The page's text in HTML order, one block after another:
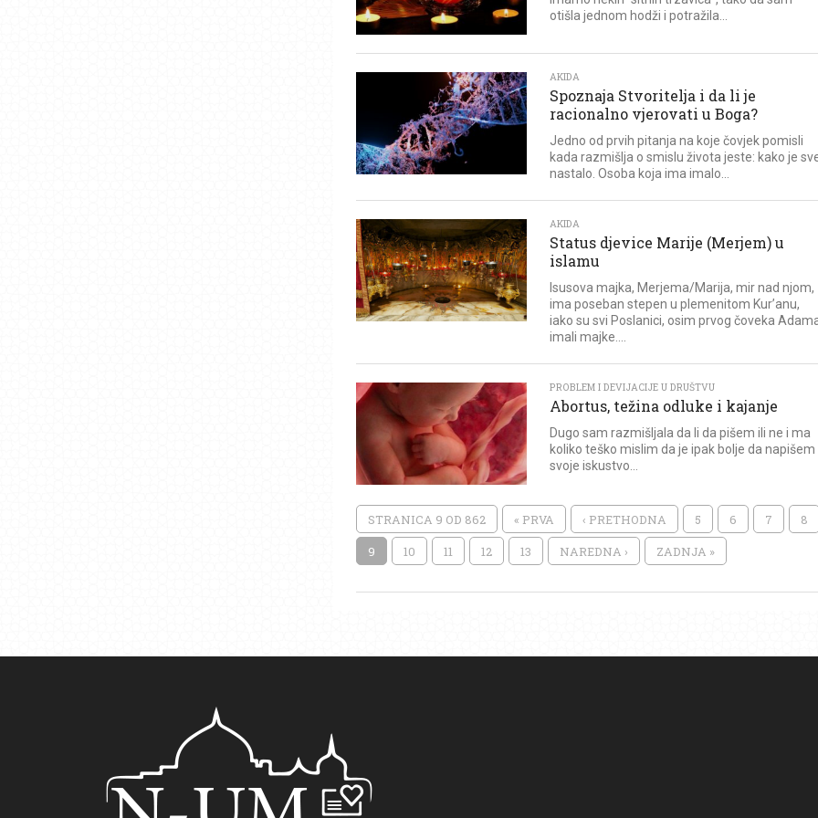
otišla jednom hodži i potražila...
AKIDA
Spoznaja Stvoritelja i da li je
racionalno vjerovati u Boga?
Jedno od prvih pitanja na koje čovjek pomisli
kada razmišlja o smislu života jeste: kako je
nastalo. Osoba koja ima imalo...
AKIDA
Status djevice Marije (Merjem) u
islamu
Isusova majka, Merjema/Marija, mir nad njom,
ima poseban stepen u plemenitom Kur’anu,
iako su svi Poslanici, osim prvog čoveka
imali majke....
PROBLEM I DEVIJACIJE U DRUŠTVU
Abortus, težina odluke i kajanje
Dugo sam razmišljala da li da pišem ili ne i ma
koliko teško mislim da je ipak bolje da napišem
svoje iskustvo...
STRANICA 9 OD 862 « PRVA ‹ PRETHODNA 5 6 7 8
9 10 11 12 13 NAREDNA › ZADNJA »